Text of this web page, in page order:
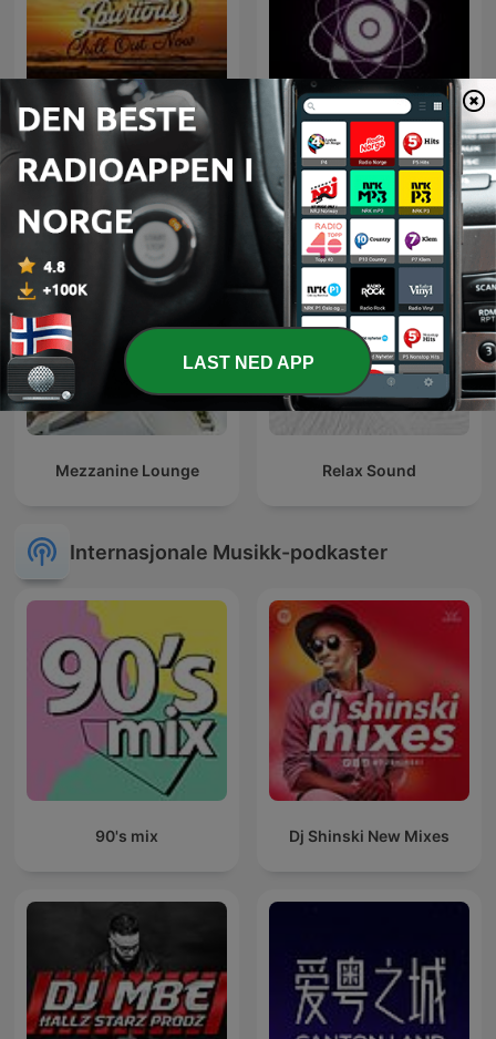
Chill Out Now
Microcosmos ChillOut
and Ambient
Mezzanine Lounge Relax Sound
Internasjonale Musikk-podkaster
90's mix Dj Shinski New Mixes
LAST NED APP